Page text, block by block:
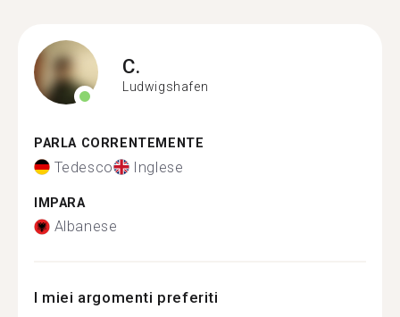
C.
Ludwigshafen
PARLA CORRENTEMENTE
Tedesco Inglese
IMPARA
Albanese
I miei argomenti preferiti